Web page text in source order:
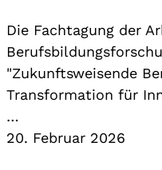
Die Fachtagung der
"Zukunftsweisende
Transformation für
…
20. Februar 2026